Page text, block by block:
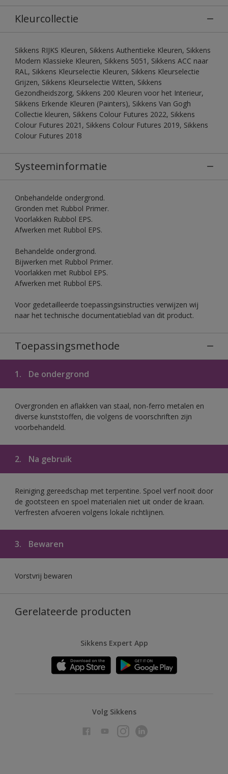
Kleurcollectie
Sikkens RIJKS Kleuren, Sikkens Authentieke Kleuren, Sikkens
Modern Klassieke Kleuren, Sikkens 5051, Sikkens ACC naar
RAL, Sikkens Kleurselectie Kleuren, Sikkens Kleurselectie
Grijzen, Sikkens Kleurselectie Witten, Sikkens
Gezondheidszorg, Sikkens 200 Kleuren voor het Interieur,
Sikkens Erkende Kleuren (Painters), Sikkens Van Gogh
Collectie kleuren, Sikkens Colour Futures 2022, Sikkens
Colour Futures 2021, Sikkens Colour Futures 2019, Sikkens
Colour Futures 2018
Systeeminformatie
Onbehandelde ondergrond.
Gronden met Rubbol Primer.
Voorlakken Rubbol EPS.
Afwerken met Rubbol EPS.
Behandelde ondergrond.
Bijwerken met Rubbol Primer.
Voorlakken met Rubbol EPS.
Afwerken met Rubbol EPS.
Voor gedetailleerde toepassingsinstructies verwijzen wij
naar het technische documentatieblad van dit product.
Toepassingsmethode
1. De ondergrond
Overgronden en aflakken van staal, non-ferro metalen en
diverse kunststoffen, die volgens de voorschriften zijn
voorbehandeld.
2. Na gebruik
Reiniging gereedschap met terpentine. Spoel verf nooit door
de gootsteen en spoel materialen niet uit onder de kraan.
Verfresten afvoeren volgens lokale richtlijnen.
3. Bewaren
Vorstvrij bewaren
Gerelateerde producten
Sikkens Expert App
Volg Sikkens